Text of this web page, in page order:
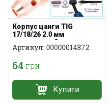
Корпус цанги TIG
17/18/26 2.0 мм
стандартний
Артикул: 00000014872
64 грн
Купити